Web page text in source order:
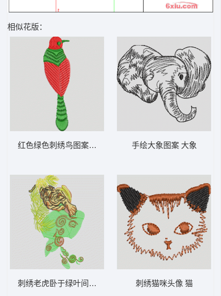
相似花版：
红色绿色刺绣鸟图案 鸟
刺绣老虎卧于绿叶间 老虎
手绘大象图案 大象
刺绣猫咪头像 猫